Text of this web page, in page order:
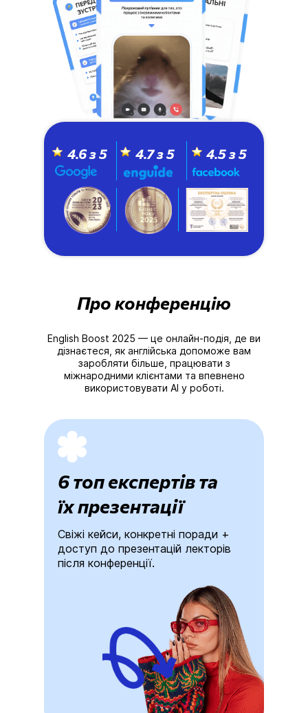
4.6 з 5 4.7 з 5 4.5 з 5
Про конференцію
English Boost 2025 — це онлайн-подія, де ви
дізнаєтеся, як англійська допоможе вам
заробляти більше, працювати з
міжнародними клієнтами та впевнено
використовувати AI у роботі.
6 топ експертів та
їх презентації
Свіжі кейси, конкретні поради +
доступ до презентацій лекторів
після конференції.